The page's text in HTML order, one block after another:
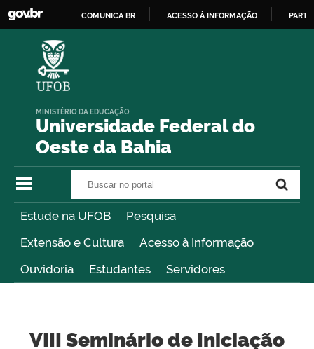
COMUNICA BR ACESSO À INFORMAÇÃO
Universidade Federal do
Oeste da Bahia
MINISTÉRIO DA EDUCAÇÃO
Estude na UFOB
Pesquisa
Extensão e Cultura
Acesso à Informação
Ouvidoria
Estudantes Servidores
VIII Seminário de Iniciação